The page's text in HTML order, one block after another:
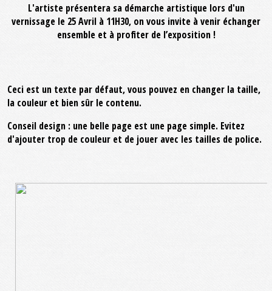
L'artiste présentera sa démarche artistique lors d'un
vernissage le 25 Avril à 11H30, on vous invite à venir échanger
ensemble et à profiter de l’exposition !
Ceci est un texte par défaut, vous pouvez en changer la taille,
la couleur et bien sûr le contenu.
Conseil design : une belle page est une page simple. Evitez
d'ajouter trop de couleur et de jouer avec les tailles de police.